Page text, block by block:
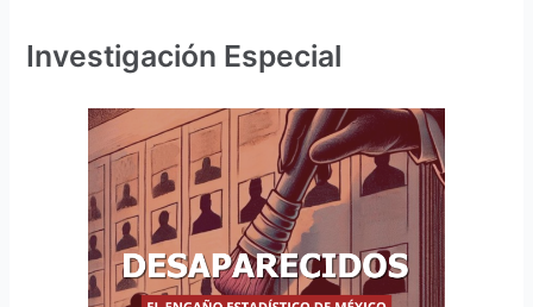
Investigación Especial